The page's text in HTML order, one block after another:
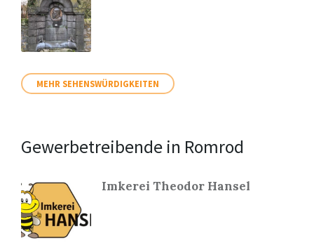
MEHR SEHENSWÜRDIGKEITEN
Gewerbetreibende in Romrod
Imkerei Theodor Hansel